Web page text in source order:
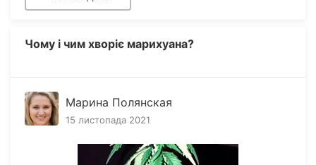
Чому і чим хворіє марихуана?
Марина Полянская
15 листопада 2021